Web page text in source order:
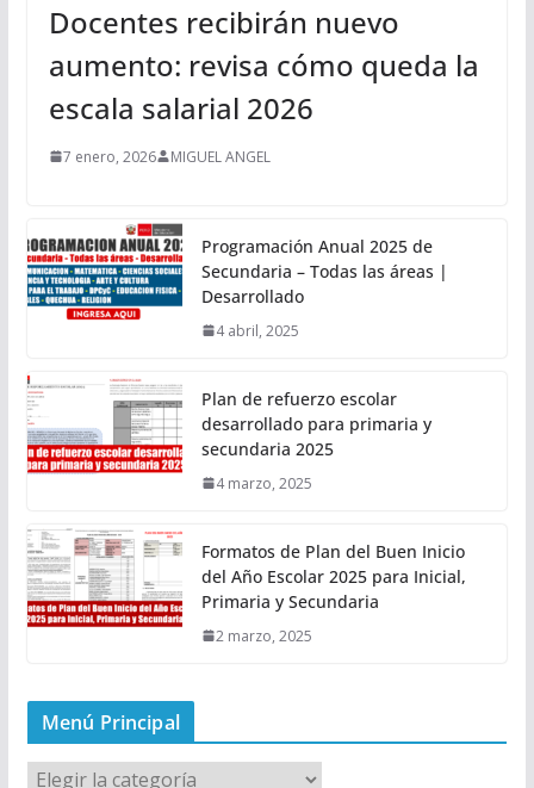
Docentes recibirán nuevo
aumento: revisa cómo queda la
escala salarial 2026
7 enero, 2026 MIGUEL ANGEL
Programación Anual 2025 de
Secundaria – Todas las áreas |
Desarrollado
4 abril, 2025
Plan de refuerzo escolar
desarrollado para primaria y
secundaria 2025
4 marzo, 2025
Formatos de Plan del Buen Inicio
del Año Escolar 2025 para Inicial,
Primaria y Secundaria
2 marzo, 2025
Menú Principal
M